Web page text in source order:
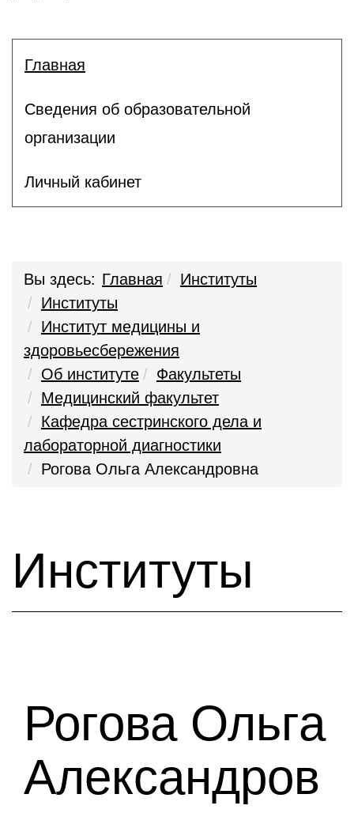
Главная
Сведения об образовательной
организации
Личный кабинет
Вы здесь: Главная
Институты
Институты
Институт медицины и
здоровьесбережения
Об институте
Факультеты
Медицинский факультет
Кафедра сестринского дела и
лабораторной диагностики
Рогова Ольга Александровна
Институты
Рогова Ольга
Александров